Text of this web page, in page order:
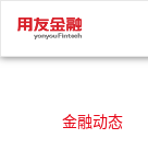
金融动态